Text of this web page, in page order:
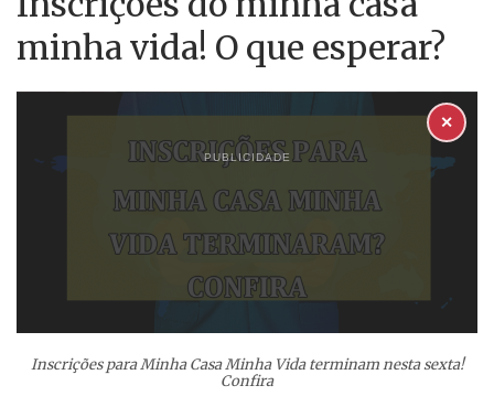
minha vida! O que esperar?
PUBLICIDADE
✕
Inscrições para Minha Casa Minha Vida terminam nesta sexta!
Confira